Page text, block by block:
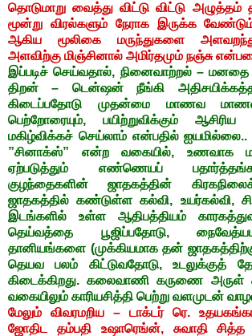
தொடுமாறு வைத்து விட்டு விட்டு
மூன்று விரல்களும் நேராக இருக்க
ஆகிய மூலிகை மருந்துகளை
அளவிற்கு மிஞ்சினால் அமிர்தமும் நஞ்சு
இப்படிச் செய்வதால், நினைவாற்றல் – மனதை
திறன் – டென்ஷன் நீங்கி
கிடைப்பதோடு முதன்மை மாணவ
பெற்றோரையும், பயிற்றுவிக்கும் ஆசிரிய
மகிழ்விக்கச் செய்லாம் என்பதில்
”சினாக்ஸ்” என்ற வகையில், உணவாக
ஏற்படுத்தும் எண்ணெயப்
குழந்தைகளின் ஜாதகத்தின்
ஜாதகத்தில் கண்டுள்ள கல்வி, உயர்கல்வி,
இடங்களில் உள்ள ஆதிபத்தியம்
தெய்வத்தை பூஜிப்பதோடு,
தானியங்களை (முக்கியமாக தன்
தெயவ பலம் கிட்டுவதோடு, உடலுக்குத்
கிடைக்கிறது. கலைவாணி கருணை அருள்
வகையிலும் காரியசித்தி பெற்று வளமுடன்
மேலும் விவரமறிய – டாக்டர் ரெ.
ஜோதிட தம்பதி உஷாரெங்ன், சுவாதி சித்த